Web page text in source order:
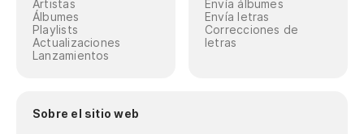
Artistas
Álbumes
Playlists
Actualizaciones
Lanzamientos
Envía álbumes
Envía letras
Correcciones de
letras
Sobre el sitio web